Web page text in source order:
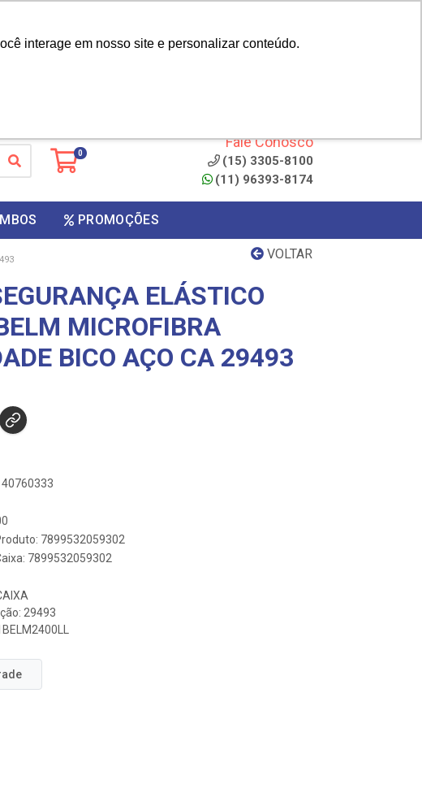
interage em nosso site e personalizar conteúdo.
0
Fale Conosco
(15) 3305-8100
(11) 96393-8174
PROMOÇÕES
VOLTAR
ELÁSTICO
MICROFIBRA
BICO AÇO CA 29493
7899532059302
7899532059302
29493